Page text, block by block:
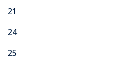
21
24
25